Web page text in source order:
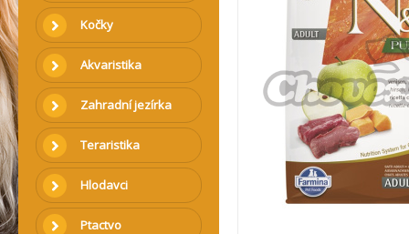
Kočky
Akvaristika
Zahradní jezírka
Teraristika
Hlodavci
Ptactvo